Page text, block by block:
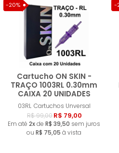
-20%
Cartucho ON SKIN -
TRAÇO 1003RL 0.30mm
CAIXA 20 UNIDADES
03RL Cartuchos Unversal
R$ 99,00R$ 79,00
Em até 2xde R$ 39,50 sem juros
ou R$ 75,05 à vista
Comprar
-